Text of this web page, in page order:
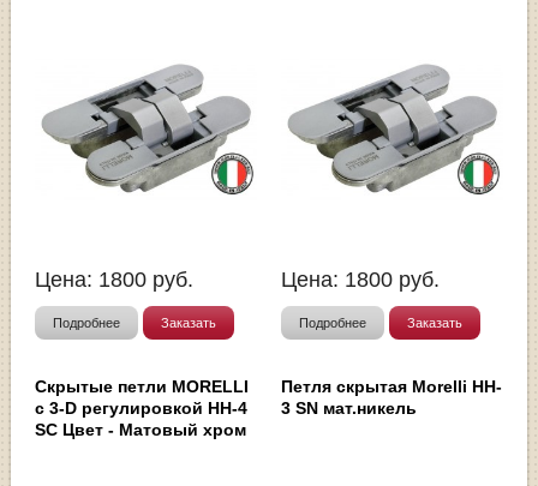
Цена: 1800 руб.
Подробнее Заказать
Цена: 1800 руб.
Подробнее Заказать
Скрытые петли MORELLI
с 3-D регулировкой HH-4
SC Цвет - Матовый хром
Петля скрытая Morelli HH-
3 SN мат.никель